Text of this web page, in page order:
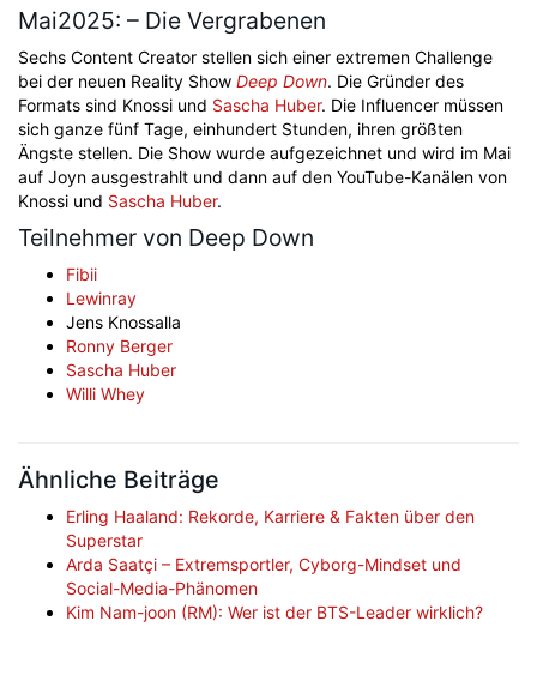
Mai2025: – Die Vergrabenen
Sechs Content Creator stellen sich einer extremen Challenge
bei der neuen Reality Show Deep Down. Die Gründer des
Formats sind Knossi und Sascha Huber. Die Influencer müssen
sich ganze fünf Tage, einhundert Stunden, ihren größten
Ängste stellen. Die Show wurde aufgezeichnet und wird im Mai
auf Joyn ausgestrahlt und dann auf den YouTube-Kanälen von
Knossi und Sascha Huber.
Teilnehmer von Deep Down
Fibii
Lewinray
Jens Knossalla
Ronny Berger
Sascha Huber
Willi Whey
Ähnliche Beiträge
Erling Haaland: Rekorde, Karriere & Fakten über den
Superstar
Arda Saatçi – Extremsportler, Cyborg-Mindset und
Social-Media-Phänomen
Kim Nam-joon (RM): Wer ist der BTS-Leader wirklich?